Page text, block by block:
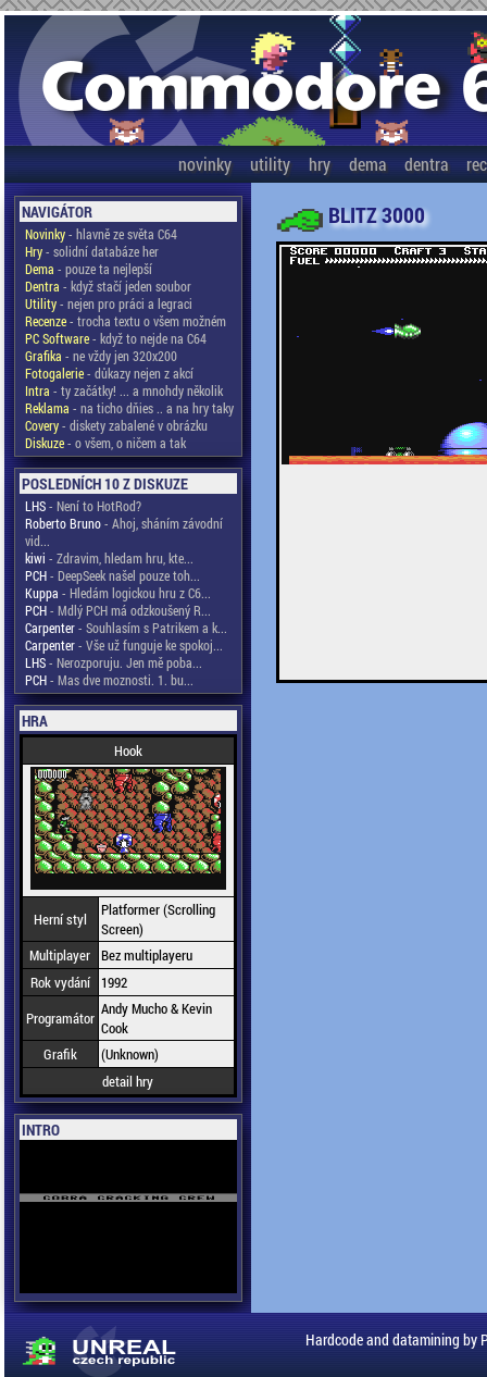
novinky utility hry dema dentra
NAVIGÁTOR
Novinky- hlavně ze světa C64
Hry- solidní databáze her
Dema - pouze ta nejlepší
Dentra - když stačí jeden soubor
Utility- nejen pro práci a legraci
Recenze- trocha textu o všem možném
PC Software- když to nejde na C64
Grafika - ne vždy jen 320x200
Fotogalerie- důkazy nejen z akcí
Intra - ty začátky! ... a mnohdy několik
Reklama - na ticho dňies .. a na hry taky
Covery- diskety zabalené v obrázku
Diskuze- o všem, o ničem a tak
POSLEDNÍCH 10 Z DISKUZE
LHS- Není to HotRod?
Roberto Bruno- Ahoj, sháním závodní
vid...
kiwi - Zdravim, hledam hru, kte...
PCH- DeepSeek našel pouze toh...
Kuppa - Hledám logickou hru z C6...
PCH- Mdlý PCH má odzkoušený R...
Carpenter- Souhlasím s Patrikem a k...
Carpenter- Vše už funguje ke spokoj...
LHS- Nerozporuju. Jen mě poba...
PCH- Mas dve moznosti. 1. bu...
HRA
Hook
Herní styl
Platformer (Scrolling
Screen)
Multiplayer Bez multiplayeru
Rok vydání
1992
Programátor Andy Mucho & Kevin
Cook
Grafik
(Unknown)
detail hry
INTRO
BLITZ 3000
Hardcode and datamining by